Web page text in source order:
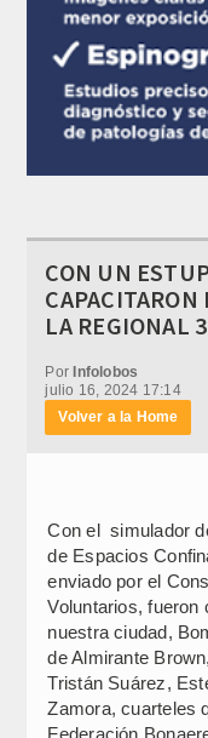
CON UN
CAPACITARON
LA REGIONAL
PorInfolobos
julio 16, 2024 17:14
Volver a la Home
Con el simulador
de Espacios
enviado por el
Voluntarios, fueron
nuestra ciudad,
de Almirante
Tristán Suárez,
Zamora, cuarteles
Federación